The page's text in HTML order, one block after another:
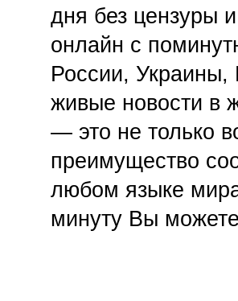
дня без цензуры
онлайн с
России,
живые новости в
— это не только
преимущество
любом языке
минуту Вы